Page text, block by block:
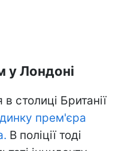
у Лондоні
столиці Британії
прем'єра
В поліції тоді